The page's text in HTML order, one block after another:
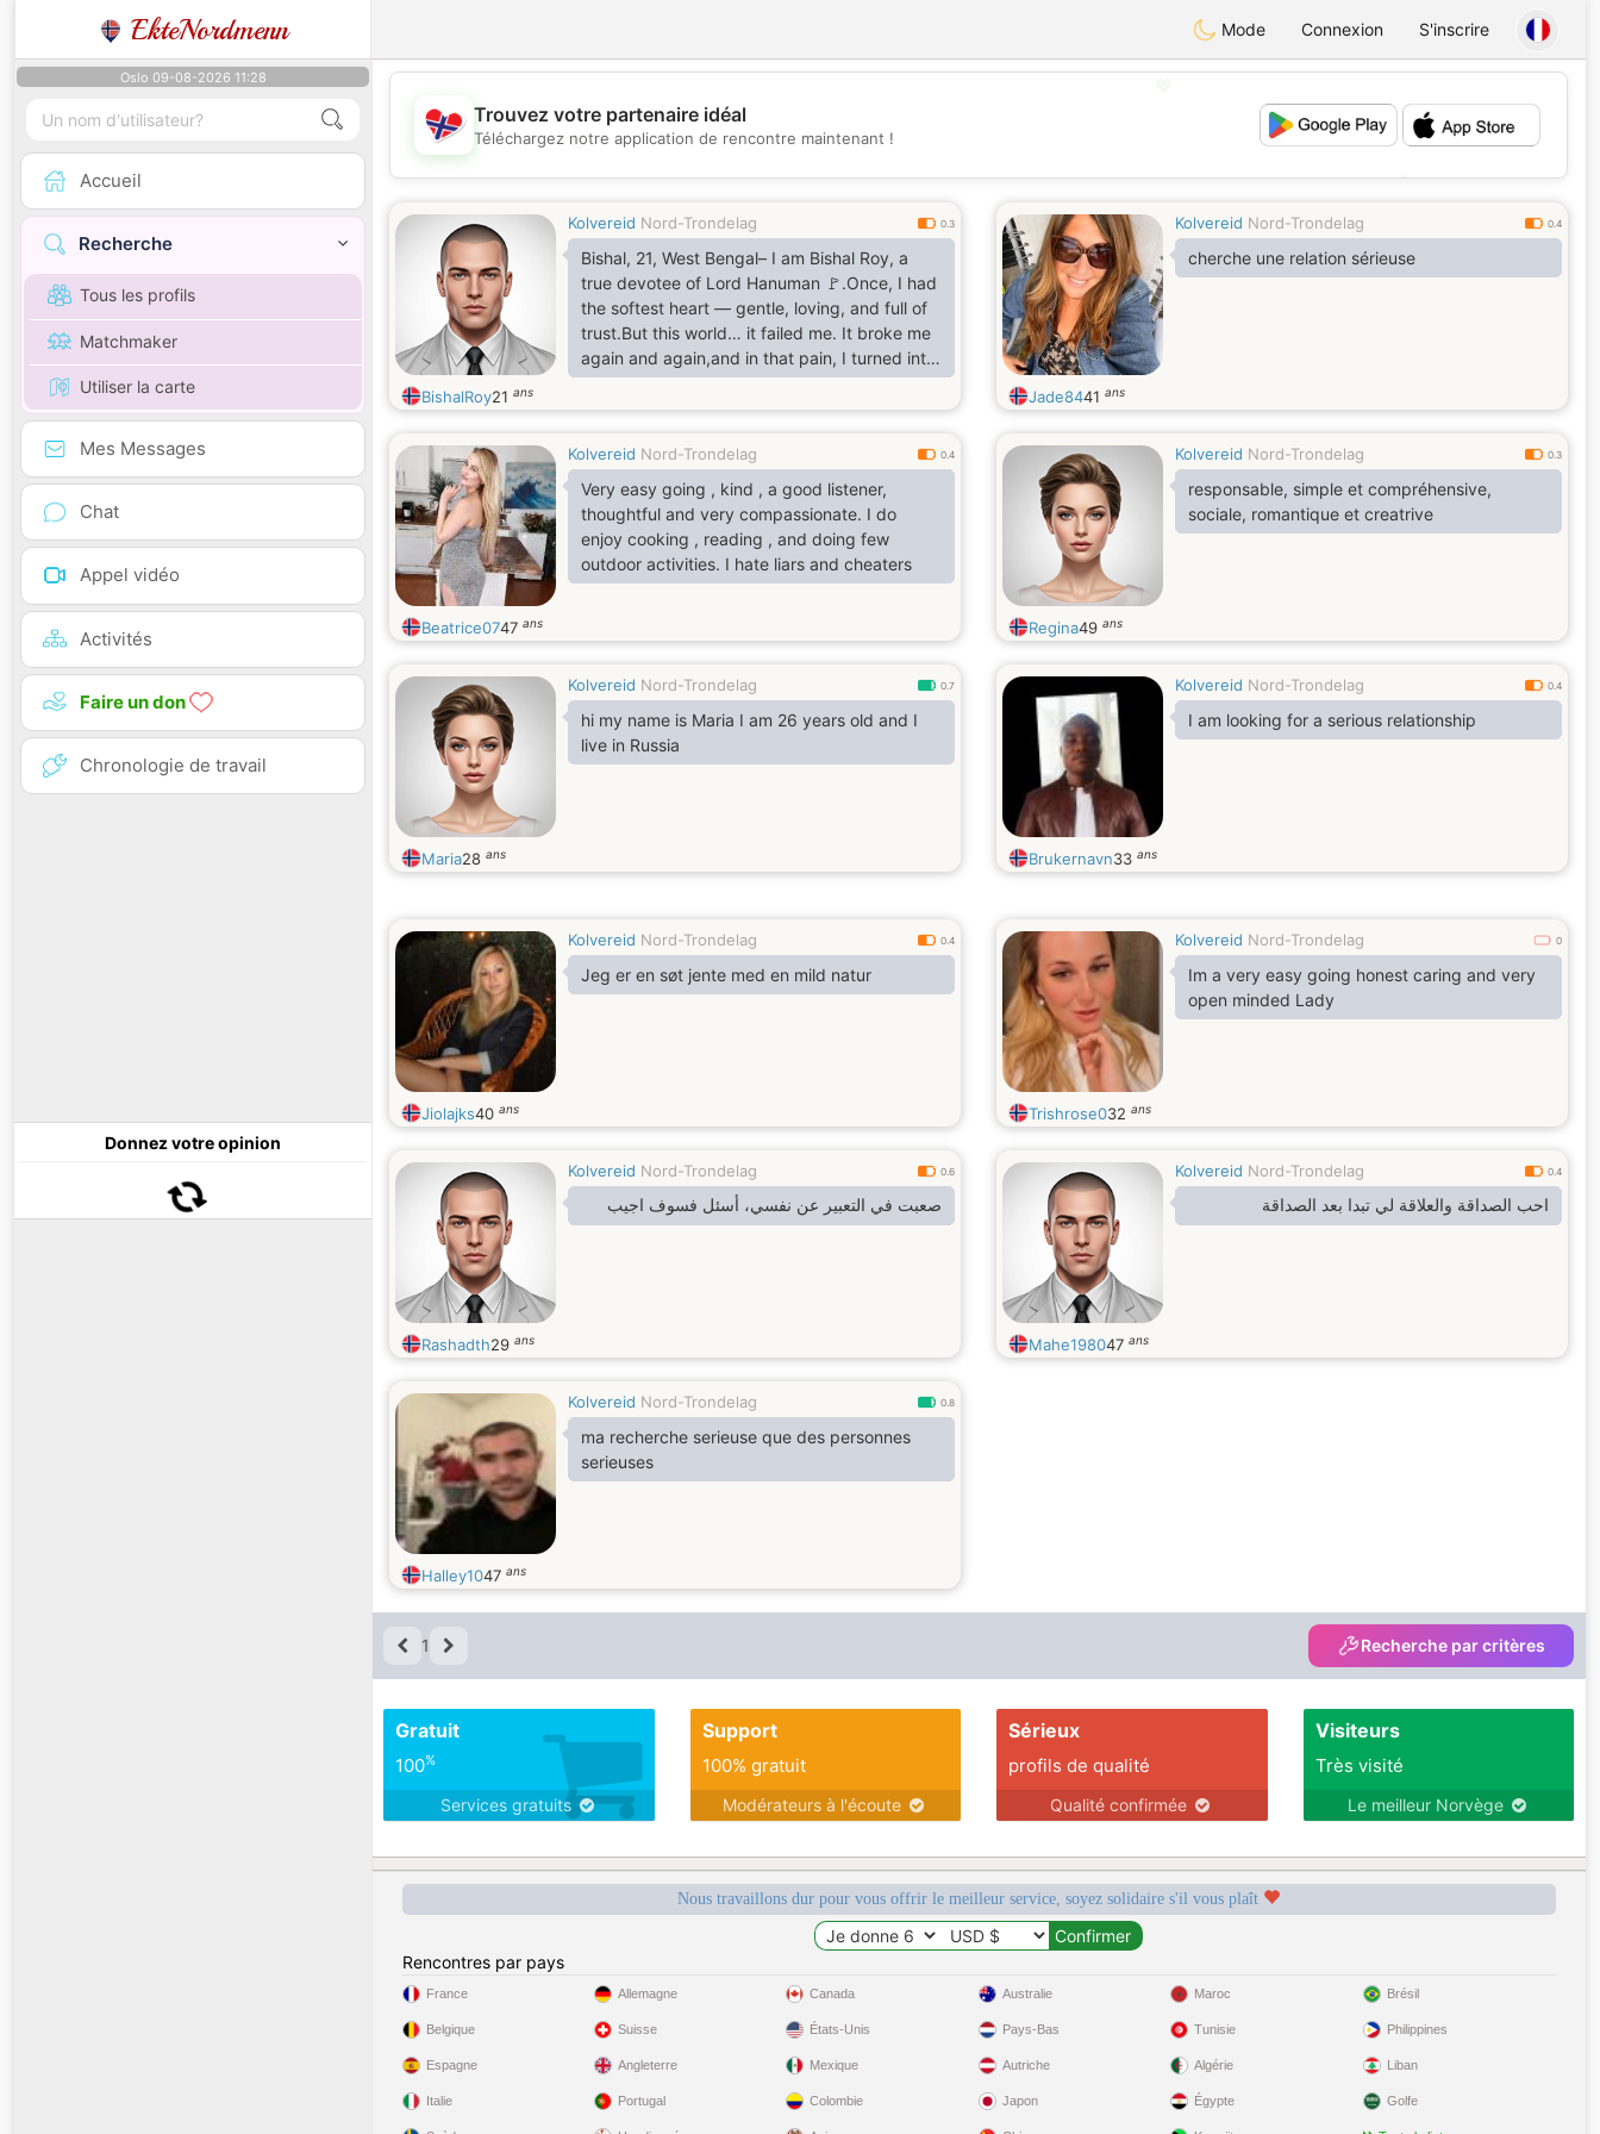
EkteNordmenn Mode Connexion S'inscrire
Oslo 09-08-2026 11:28
Accueil
Recherche
Tous les profils
Matchmaker
Utiliser la carte
Mes Messages
Chat
Appel vidéo
Activités
Faire un don
Chronologie de travail
Donnez votre opinion
💖
💕
Trouvez votre partenaire idéal
Téléchargez notre application de rencontre maintenant !
Kolvereid Nord-Trondelag 0.3
Bishal, 21, West Bengal– I am Bishal Roy, a
true devotee of Lord Hanuman 🚩.Once, I had
the softest heart — gentle, loving, and full of
trust.But this world… it failed me. It broke me
again and again,and in that pain, I turned into
someone I never thought I would be —rude,
distant, and stone-hearted.Now, trusting
issues like scars,but deep inside, I still long for
something pure…a true friend, who can heal
me,who can see beyond my walls,and remind
me of the soft heart I once had.My inst-
LahsibYor
BishalRoy21 ans
Kolvereid Nord-Trondelag 0.4
cherche une relation sérieuse
Jade8441 ans
Kolvereid Nord-Trondelag 0.4
Very easy going , kind , a good listener,
thoughtful and very compassionate. I do
enjoy cooking , reading , and doing few
outdoor activities. I hate liars and cheaters
Beatrice0747 ans
Kolvereid Nord-Trondelag 0.3
responsable, simple et compréhensive,
sociale, romantique et creatrive
Regina49 ans
Kolvereid Nord-Trondelag 0.7
hi my name is Maria I am 26 years old and I
live in Russia
Maria28 ans
Kolvereid Nord-Trondelag 0.4
I am looking for a serious relationship
Brukernavn33 ans
Kolvereid Nord-Trondelag 0.4
Jeg er en søt jente med en mild natur
Jiolajks40 ans
Kolvereid Nord-Trondelag 0
Im a very easy going honest caring and very
open minded Lady
Trishrose032 ans
Kolvereid Nord-Trondelag 0.6
صعبت في التعبير عن نفسي، أسئل فسوف اجيب
Rashadth29 ans
Kolvereid Nord-Trondelag 0.4
احب الصداقة والعلاقة لي تبدا بعد الصداقة
Mahe198047 ans
Kolvereid Nord-Trondelag 0.8
ma recherche serieuse que des personnes
serieuses
Halley1047 ans
1 Recherche par critères
Gratuit
100%
Services gratuits
Support
100% gratuit
Modérateurs à l'écoute
Sérieux
profils de qualité
Qualité confirmée
Visiteurs
Très visité
Le meilleur Norvège
Nous travaillons dur pour vous offrir le meilleur service, soyez solidaire s'il vous plaît
Rencontres par pays
France
Belgique
Espagne
Italie
Allemagne
Suisse
Angleterre
Portugal
Canada
États-Unis
Mexique
Colombie
Australie
Pays-Bas
Autriche
Japon
Maroc
Tunisie
Algérie
Égypte
Brésil
Philippines
Liban
Golfe